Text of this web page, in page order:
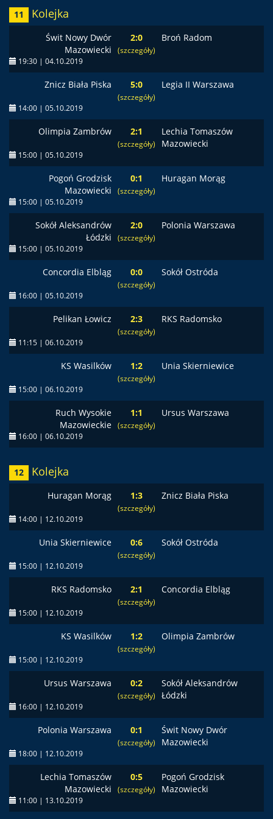
11 Kolejka
Świt Nowy Dwór
Mazowiecki
2:0
(szczegóły)
Broń Radom
19:30 | 04.10.2019
Znicz Biała Piska 5:0
(szczegóły)
Legia II Warszawa
14:00 | 05.10.2019
Olimpia Zambrów 2:1
(szczegóły)
Lechia Tomaszów
Mazowiecki
15:00 | 05.10.2019
Pogoń Grodzisk
Mazowiecki
0:1
(szczegóły)
Huragan Morąg
15:00 | 05.10.2019
Sokół Aleksandrów
Łódzki
2:0
(szczegóły)
Polonia Warszawa
15:00 | 05.10.2019
Concordia Elbląg 0:0
(szczegóły)
Sokół Ostróda
16:00 | 05.10.2019
Pelikan Łowicz 2:3
(szczegóły)
RKS Radomsko
11:15 | 06.10.2019
KS Wasilków 1:2
(szczegóły)
Unia Skierniewice
15:00 | 06.10.2019
Ruch Wysokie
Mazowieckie
1:1
(szczegóły)
Ursus Warszawa
16:00 | 06.10.2019
12 Kolejka
Huragan Morąg 1:3
(szczegóły)
Znicz Biała Piska
14:00 | 12.10.2019
Unia Skierniewice 0:6
(szczegóły)
Sokół Ostróda
15:00 | 12.10.2019
RKS Radomsko 2:1
(szczegóły)
Concordia Elbląg
15:00 | 12.10.2019
KS Wasilków 1:2
(szczegóły)
Olimpia Zambrów
15:00 | 12.10.2019
Ursus Warszawa 0:2
(szczegóły)
Sokół Aleksandrów
Łódzki
16:00 | 12.10.2019
Polonia Warszawa 0:1
(szczegóły)
Świt Nowy Dwór
Mazowiecki
18:00 | 12.10.2019
Lechia Tomaszów
Mazowiecki
0:5
(szczegóły)
Pogoń Grodzisk
Mazowiecki
11:00 | 13.10.2019